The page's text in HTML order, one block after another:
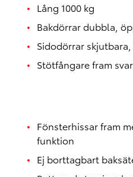
Lång 1000 kg
Bakdörrar dubbla,
Sidodörrar
Stötfångare fram
Fönsterhissar fram
funktion
Ej borttagbart